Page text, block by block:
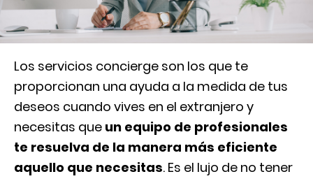
Los servicios concierge son los que te
proporcionan una ayuda a la medida de tus
deseos cuando vives en el extranjero y
necesitas que un equipo de profesionales
te resuelva de la manera más eficiente
aquello que necesitas. Es el lujo de no tener